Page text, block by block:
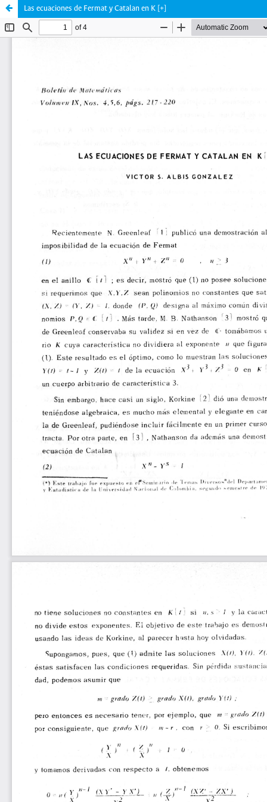
Las ecuaciones de Fermat y Catalan en K [+]